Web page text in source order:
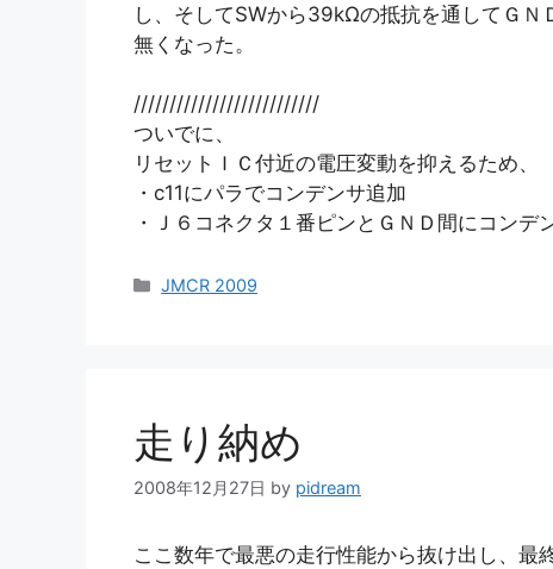
し、そしてSWから39kΩの抵抗を通してＧ
無くなった。
//////////////////////////
ついでに、
リセットＩＣ付近の電圧変動を抑えるため、
・c11にパラでコンデンサ追加
・Ｊ６コネクタ１番ピンとＧＮＤ間にコンデ
カ
JMCR 2009
走り納め
2008年12月27日 by pidream
ここ数年で最悪の走行性能から抜け出し、最